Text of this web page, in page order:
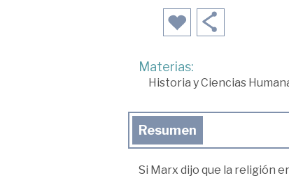
Materias:
Historia y Ciencias
Resumen
Si Marx dijo que la religión